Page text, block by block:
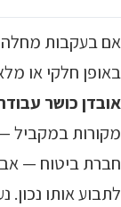
אם בעקבות מחלה
באופן חלקי או
אובדן כושר
מקורות במקביל
חברת ביטוח —
לתבוע אותו